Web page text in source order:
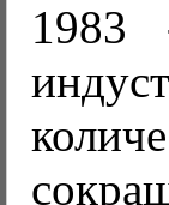
1983